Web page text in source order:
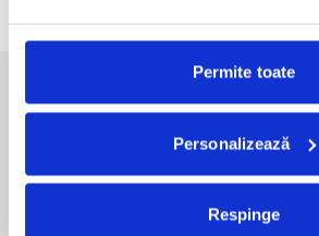
Permite toate
Personalizează
Respinge
SOCIAL MEDIA
INFO + TERMENI SI CONDITII